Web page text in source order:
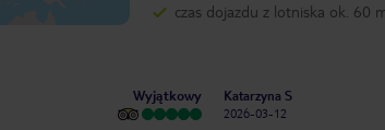
czas dojazdu z lotniska ok. 60
Wyjątkowy
Katarzyna S
2026-03-12